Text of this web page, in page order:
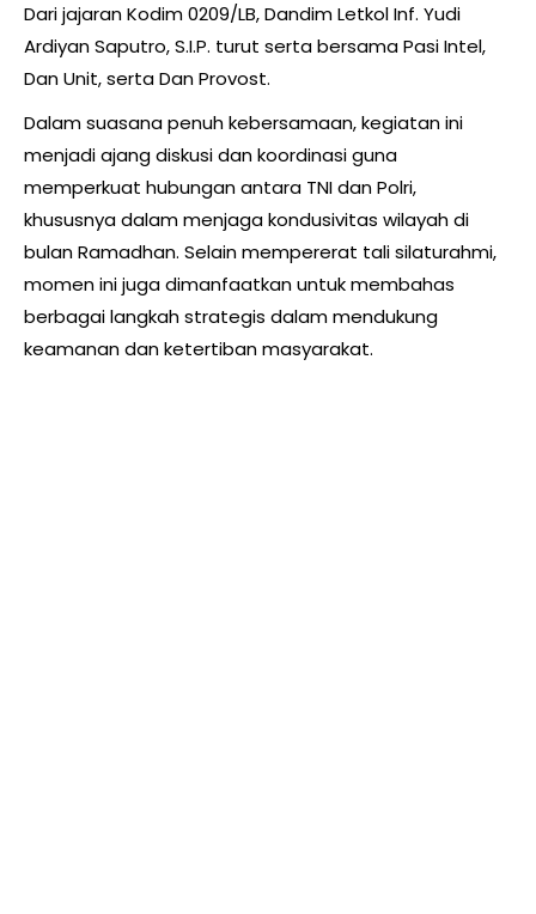
Dari jajaran Kodim 0209/LB, Dandim Letkol Inf. Yudi
Ardiyan Saputro, S.I.P. turut serta bersama Pasi Intel,
Dan Unit, serta Dan Provost.
Dalam suasana penuh kebersamaan, kegiatan ini
menjadi ajang diskusi dan koordinasi guna
memperkuat hubungan antara TNI dan Polri,
khususnya dalam menjaga kondusivitas wilayah di
bulan Ramadhan. Selain mempererat tali silaturahmi,
momen ini juga dimanfaatkan untuk membahas
berbagai langkah strategis dalam mendukung
keamanan dan ketertiban masyarakat.